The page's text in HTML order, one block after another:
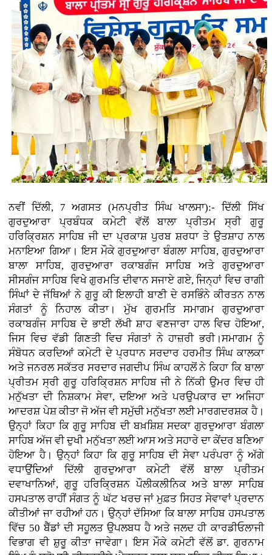
ਨਵੀਂ ਦਿੱਲੀ, 7 ਅਗਸਤ (ਮਨਪ੍ਰੀਤ ਸਿੰਘ ਖਾਲਸਾ):- ਦਿੱਲੀ ਸਿੱਖ
ਗੁਰਦੁਆਰਾ ਪ੍ਰਬੰਧਕ ਕਮੇਟੀ ਵੱਲੋਂ ਬਾਲਾ ਪ੍ਰੀਤਮ ਸ੍ਰੀ ਗੁਰੂ
ਹਰਿਕ੍ਰਿਸ਼ਨ ਸਾਹਿਬ ਜੀ ਦਾ ਪ੍ਰਕਾਸ਼ ਪੁਰਬ ਸ਼ਰਧਾ ਤੇ ਉਤਸ਼ਾਹ ਨਾਲ
ਮਨਾਇਆ ਗਿਆ। ਇਸ ਮੌਕੇ ਗੁਰਦੁਆਰਾ ਬੰਗਲਾ ਸਾਹਿਬ, ਗੁਰਦੁਆਰਾ
ਬਾਲਾ ਸਾਹਿਬ, ਗੁਰਦੁਆਰਾ ਰਕਾਬਗੰਜ ਸਾਹਿਬ ਅਤੇ ਗੁਰਦੁਆਰਾ
ਸੀਸਗੰਜ ਸਾਹਿਬ ਵਿਖੇ ਗੁਰਮਤਿ ਦੀਵਾਨ ਸਜਾਏ ਗਏ, ਜਿਨ੍ਹਾਂ ਵਿਚ ਰਾਗੀ
ਸਿੰਘਾਂ ਦੇ ਜੱਥਿਆਂ ਨੇ ਗੁਰੂ ਕੀ ਇਲਾਹੀ ਬਾਣੀ ਦੇ ਰਸਭਿੰਨੇ ਕੀਰਤਨ ਨਾਲ
ਸੰਗਤਾਂ ਨੂੰ ਨਿਹਾਲ ਕੀਤਾ। ਮੁੱਖ ਗੁਰਮਤਿ ਸਮਾਗਮ ਗੁਰਦੁਆਰਾ
ਰਕਾਬਗੰਜ ਸਾਹਿਬ ਦੇ ਭਾਈ ਲੱਖੀ ਸ਼ਾਹ ਵਣਜਾਰਾ ਹਾਲ ਵਿਚ ਹੋਇਆ,
ਜਿਸ ਵਿਚ ਵੱਡੀ ਗਿਣਤੀ ਵਿਚ ਸੰਗਤਾਂ ਨੇ ਹਾਜ਼ਰੀ ਭਰੀ।ਸਮਾਗਮ ਨੂੰ
ਸੰਬੋਧਨ ਕਰਦਿਆਂ ਕਮੇਟੀ ਦੇ ਪ੍ਰਧਾਨ ਸਰਦਾਰ ਹਰਮੀਤ ਸਿੰਘ ਕਾਲਕਾ
ਅਤੇ ਜਨਰਲ ਸਕੱਤਰ ਸਰਦਾਰ ਜਗਦੀਪ ਸਿੰਘ ਕਾਹਲੋਂ ਨੇ ਕਿਹਾ ਕਿ ਬਾਲਾ
ਪ੍ਰੀਤਮ ਸ੍ਰੀ ਗੁਰੂ ਹਰਿਕ੍ਰਿਸ਼ਨ ਸਾਹਿਬ ਜੀ ਨੇ ਨਿੱਕੀ ਉਮਰ ਵਿਚ ਹੀ
ਮਨੁੱਖਤਾ ਦੀ ਨਿਸ਼ਕਾਮ ਸੇਵਾ, ਦਇਆ ਅਤੇ ਪਰਉਪਕਾਰ ਦਾ ਅਜਿਹਾ
ਆਦਰਸ਼ ਪੇਸ਼ ਕੀਤਾ ਜੋ ਅੱਜ ਵੀ ਸਮੁੱਚੀ ਮਨੁੱਖਤਾ ਲਈ ਮਾਰਗਦਰਸ਼ਕ ਹੈ।
ਉਨ੍ਹਾਂ ਕਿਹਾ ਕਿ ਗੁਰੂ ਸਾਹਿਬ ਦੀ ਬਖ਼ਸ਼ਿਸ਼ ਸਦਕਾ ਗੁਰਦੁਆਰਾ ਬੰਗਲਾ
ਸਾਹਿਬ ਅੱਜ ਵੀ ਦੁਖੀ ਮਨੁੱਖਤਾ ਲਈ ਆਸ ਅਤੇ ਸਹਾਰੇ ਦਾ ਕੇਂਦਰ ਬਣਿਆ
ਹੋਇਆ ਹੈ। ਉਨ੍ਹਾਂ ਕਿਹਾ ਕਿ ਗੁਰੂ ਸਾਹਿਬ ਦੀ ਸੇਵਾ ਪਰੰਪਰਾ ਨੂੰ ਅੱਗੇ
ਵਧਾਉਂਦਿਆਂ ਦਿੱਲੀ ਗੁਰਦੁਆਰਾ ਕਮੇਟੀ ਵੱਲੋਂ ਬਾਲਾ ਪ੍ਰੀਤਮ
ਦਵਾਖਾਨਿਆਂ, ਗੁਰੂ ਹਰਿਕ੍ਰਿਸ਼ਨ ਪੌਲੀਕਲੀਨਿਕ ਅਤੇ ਬਾਲਾ ਸਾਹਿਬ
ਹਸਪਤਾਲ ਰਾਹੀਂ ਸੰਗਤ ਨੂੰ ਘੱਟ ਖਰਚ ਜਾਂ ਮੁਫ਼ਤ ਸਿਹਤ ਸੇਵਾਵਾਂ ਪ੍ਰਦਾਨ
ਕੀਤੀਆਂ ਜਾ ਰਹੀਆਂ ਹਨ। ਉਨ੍ਹਾਂ ਦੱਸਿਆ ਕਿ ਬਾਲਾ ਸਾਹਿਬ ਹਸਪਤਾਲ
ਵਿੱਚ 50 ਬੈੱਡਾਂ ਦੀ ਸਹੂਲਤ ਉਪਲਬਧ ਹੈ ਅਤੇ ਜਲਦ ਹੀ ਕਾਰਡੀਓਲਾਜੀ
ਵਿਭਾਗ ਵੀ ਸ਼ੁਰੂ ਕੀਤਾ ਜਾਵੇਗਾ। ਇਸ ਮੌਕੇ ਕਮੇਟੀ ਵੱਲੋਂ ਡਾ. ਗੁਰਨਾਮ